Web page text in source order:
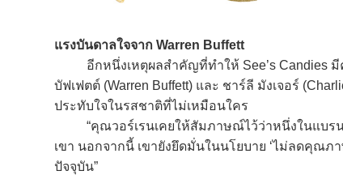
แรงบันดาลใจจาก Warren Buffett
อีกหนึ่งเหตุผลสำคัญที่ทำให้ See’s Candies มีค
บัฟเฟตต์ (Warren Buffett) และ ชาร์ลี มังเจอร์
ประทับใจในรสชาติที่ไม่เหมือนใคร
“คุณวอร์เรนเคยให้สัมภาษณ์ไว้ว่าหนึ่งในแบรนด์
เขา นอกจากนี้ เขายังยึดมั่นในนโยบาย ‘ไม่ลดคุณ
ปัจจุบัน”